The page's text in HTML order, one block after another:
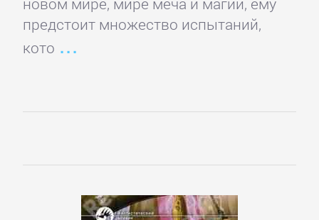
предстоит множество испытаний,
кото
Литература
20
Мифы.